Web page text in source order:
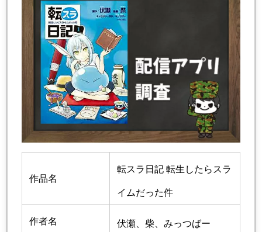
作品名
転スラ日記 転生したらスラ
イムだった件
作者名 伏瀬、柴、みっつばー